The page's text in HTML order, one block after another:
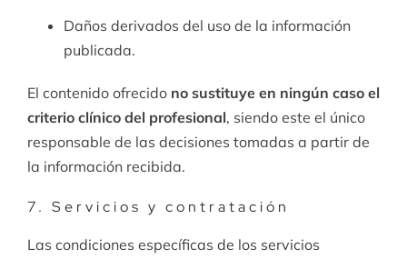
Daños derivados del uso de la información
publicada.
El contenido ofrecido no sustituye en ningún caso el
criterio clínico del profesional, siendo este el único
responsable de las decisiones tomadas a partir de
la información recibida.
7. Servicios y contratación
Las condiciones específicas de los servicios